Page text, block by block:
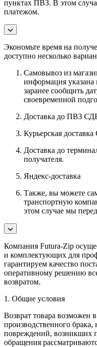
пунктах ПВЗ. В этом
платежом.
Экономьте время на
доступно несколько
Самовывоз из
информация указана
заранее сообщить
своевременной
Доставка до ПВЗ
Курьерская
Доставка до
получателя.
Яндекс-доставка
Также, вы можете
транспортную
этом случае мы
Компания Futura-Zip
и комплектующих для
гарантируем качество
оперативному решению
возвратом.
1. Общие условия
Возврат товара возможен
производственного брака,
повреждений, возникших
обращения